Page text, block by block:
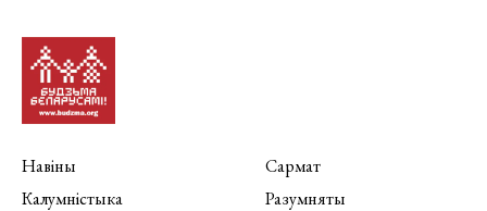
Навіны
Калумністыка
Сармат
Разумняты